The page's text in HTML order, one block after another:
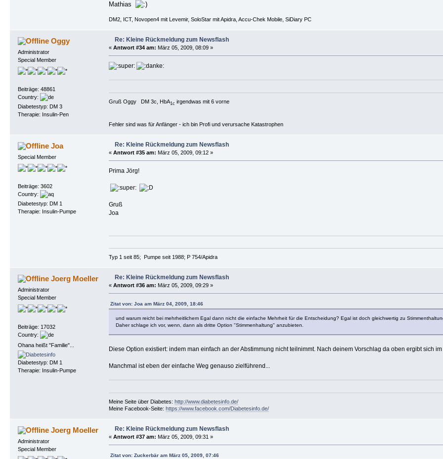
Mathias
DM2, ICT, Novopen4 mit Levemir, SoloStar mit Apidra, Accu-Chek Mobile, SiDiary PC
Oggy
Administrator
Special Member
Beiträge: 48861
Country:
Diabetestyp: DM 3
Therapie: Insulin-Pen
Re: Kleine Rückmeldung zum Newsflash
« Antwort #34 am: März 05, 2009, 08:09 »
Gruß Oggy DM 3c, HbA1c irgendwas mit 6 vorne
Fehler sind was für Anfänger - ich bin Profi und verursache Katastrophen
Joa
Special Member
Beiträge: 3602
Country:
Diabetestyp: DM 1
Therapie: Insulin-Pumpe
Re: Kleine Rückmeldung zum Newsflash
« Antwort #35 am: März 05, 2009, 09:12 »
Prima Jörg!
Gruß
Joa
Typ 1 seit 85; Pumpe seit 1988; P 754/Apidra
Joerg Moeller
Administrator
Special Member
Beiträge: 17032
Country:
Ohana heißt "Familie"...
Diabetestyp: DM 1
Therapie: Insulin-Pumpe
Re: Kleine Rückmeldung zum Newsflash
« Antwort #36 am: März 05, 2009, 09:29 »
Zitat von: Joa am März 04, 2009, 18:46
und warum reicht bei mehrheitlichem Egal dann nicht die einfache Mehrheit für die Entscheidung? Egal ist doch gleichwertig zu
Daher schlage ich vor, wenn, dann als dritte Option "Stimmenhaltung" anzubieten.
Diese Option existiert: indem man einfach an der Abstimmung nicht teilnimmt. Nach deinem Vorschlag da oben ergibt sich
Manchmal ist eben der einfache Weg genauso zielführend...
Meine Seite über Diabetes: http://www.diabetesinfo.de/
Meine Facebook-Seite: https://www.facebook.com/Diabetesinfo.de/
Joerg Moeller
Administrator
Special Member
Re: Kleine Rückmeldung zum Newsflash
« Antwort #37 am: März 05, 2009, 09:31 »
Zitat von: Zuckerbär am März 05, 2009, 07:46